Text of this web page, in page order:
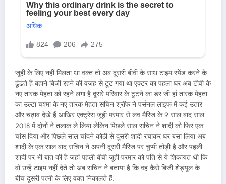
जूही के लिए नहीं मिलता था वक्त तो अब दूसरी बीवी के साथ टाइम स्पेंड करने के
ढूंढते हैं बहाने बिजी रहने की वजह से टूट गया था एक्टर का पहला घर अब टीवी के
नए तारक मेहता को रहने लगा है दूसरे परिवार के टूटने का डर जी हां तारक मेहता
का उल्टा चश्मा के नए तारक मेहता सचिन श्रॉफ ने पर्सनल लाइफ में कई उतार
और चढ़ाव देखे हैं आखिर एक्ट्रेस जूही परमार से लव मैरिज के 9 साल बाद साल
2018 में दोनों ने तलाक ले लिया लेकिन पिछले साल सचिन ने शादी को फिर एक
चांस दिया और पिछले साल चांदने कोठी से दूसरी शादी रचाकर घर बसा लिया अब
शादी के एक साल बाद सचिन ने अपनी दूसरी मैरिज पर चुप्पी तोड़ी है और पहली
शादी पर भी बात की है जहां पहली बीवी जूही परमार को पति से ये शिकायत थी कि
वो उन्हें टाइम नहीं देते तो अब सचिन ने बताया है कि वह कैसे बिजी शेड्यूल के
बीच दूसरी पत्नी के लिए वक्त निकालते हैं.